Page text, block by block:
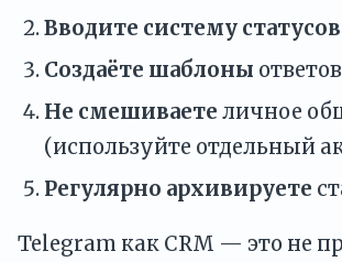
Вводите систему статусов
Создаёте шаблоны
Не смешиваете личное
(используйте отдельный
Регулярно архивируете
Telegram как CRM — это не